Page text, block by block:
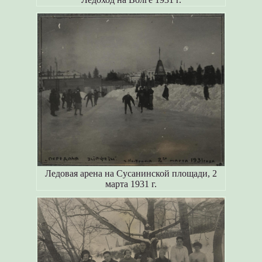
Ледовая арена на Сусанинской площади, 2
марта 1931 г.